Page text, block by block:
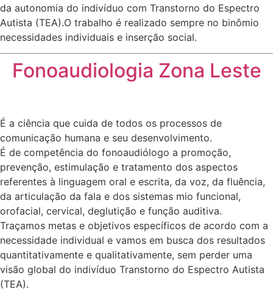
da autonomia do indivíduo com Transtorno do Espectro
Autista (TEA).O trabalho é realizado sempre no binômio
necessidades individuais e inserção social.
Fonoaudiologia Zona Leste
É a ciência que cuida de todos os processos de
comunicação humana e seu desenvolvimento.
É de competência do fonoaudiólogo a promoção,
prevenção, estimulação e tratamento dos aspectos
referentes à linguagem oral e escrita, da voz, da fluência,
da articulação da fala e dos sistemas mio funcional,
orofacial, cervical, deglutição e função auditiva.
Traçamos metas e objetivos específicos de acordo com a
necessidade individual e vamos em busca dos resultados
quantitativamente e qualitativamente, sem perder uma
visão global do indivíduo Transtorno do Espectro Autista
(TEA).